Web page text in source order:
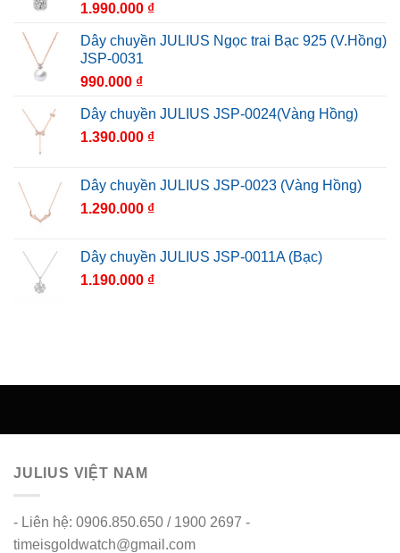
1.990.000 ₫
Dây chuyền JULIUS Ngọc trai Bạc 925 (V.Hồng)
JSP-0031
990.000 ₫
Dây chuyền JULIUS JSP-0024(Vàng Hồng)
1.390.000 ₫
Dây chuyền JULIUS JSP-0023 (Vàng Hồng)
1.290.000 ₫
Dây chuyền JULIUS JSP-0011A (Bạc)
1.190.000 ₫
JULIUS VIỆT NAM
- Liên hệ: 0906.850.650 / 1900 2697 -
timeisgoldwatch@gmail.com